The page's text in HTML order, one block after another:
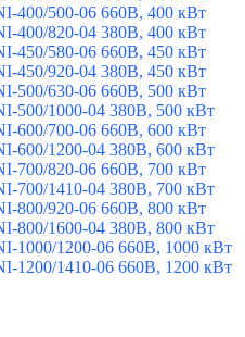
400/500-06 660В, 400 кВт
400/820-04 380В, 400 кВт
450/580-06 660В, 450 кВт
450/920-04 380В, 450 кВт
500/630-06 660В, 500 кВт
500/1000-04 380В, 500 кВт
600/700-06 660В, 600 кВт
600/1200-04 380В, 600 кВт
700/820-06 660В, 700 кВт
700/1410-04 380В, 700 кВт
800/920-06 660В, 800 кВт
800/1600-04 380В, 800 кВт
1000/1200-06 660В, 1000 кВт
1200/1410-06 660В, 1200 кВт